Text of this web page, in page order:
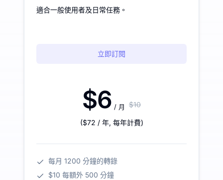
適合一般使用者及日常任務。
立即訂閱
$6 / 月 $10
($72 / 年, 每年計費)
每月 1200 分鐘的轉錄
$10 每額外 500 分鐘